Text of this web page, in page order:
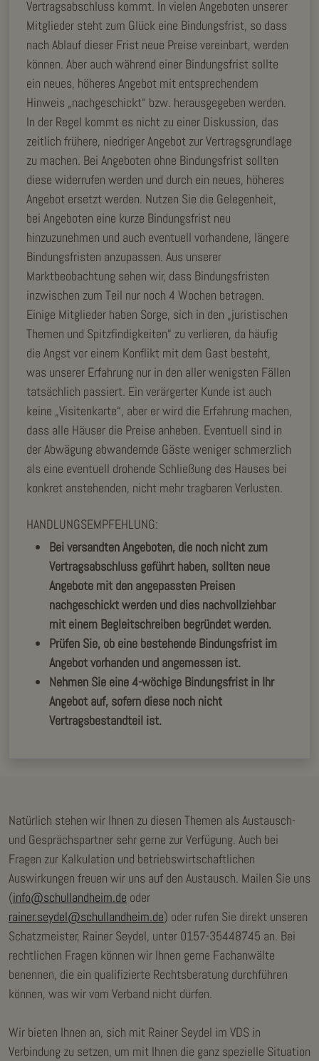
Vertragsabschluss kommt. In vielen Angeboten unserer
Mitglieder steht zum Glück eine Bindungsfrist, so dass
nach Ablauf dieser Frist neue Preise vereinbart, werden
können. Aber auch während einer Bindungsfrist sollte
ein neues, höheres Angebot mit entsprechendem
Hinweis „nachgeschickt“ bzw. herausgegeben werden.
In der Regel kommt es nicht zu einer Diskussion, das
zeitlich frühere, niedriger Angebot zur Vertragsgrundlage
zu machen. Bei Angeboten ohne Bindungsfrist sollten
diese widerrufen werden und durch ein neues, höheres
Angebot ersetzt werden. Nutzen Sie die Gelegenheit,
bei Angeboten eine kurze Bindungsfrist neu
hinzuzunehmen und auch eventuell vorhandene, längere
Bindungsfristen anzupassen. Aus unserer
Marktbeobachtung sehen wir, dass Bindungsfristen
inzwischen zum Teil nur noch 4 Wochen betragen.
Einige Mitglieder haben Sorge, sich in den „juristischen
Themen und Spitzfindigkeiten“ zu verlieren, da häufig
die Angst vor einem Konflikt mit dem Gast besteht,
was unserer Erfahrung nur in den aller wenigsten Fällen
tatsächlich passiert. Ein verärgerter Kunde ist auch
keine „Visitenkarte“, aber er wird die Erfahrung machen,
dass alle Häuser die Preise anheben. Eventuell sind in
der Abwägung abwandernde Gäste weniger schmerzlich
als eine eventuell drohende Schließung des Hauses bei
konkret anstehenden, nicht mehr tragbaren Verlusten.
HANDLUNGSEMPFEHLUNG:
Bei versandten Angeboten, die noch nicht zum
Vertragsabschluss geführt haben, sollten neue
Angebote mit den angepassten Preisen
nachgeschickt werden und dies nachvollziehbar
mit einem Begleitschreiben begründet werden.
Prüfen Sie, ob eine bestehende Bindungsfrist im
Angebot vorhanden und angemessen ist.
Nehmen Sie eine 4-wöchige Bindungsfrist in Ihr
Angebot auf, sofern diese noch nicht
Vertragsbestandteil ist.
Natürlich stehen wir Ihnen zu diesen Themen als Austausch-
und Gesprächspartner sehr gerne zur Verfügung. Auch bei
Fragen zur Kalkulation und betriebswirtschaftlichen
Auswirkungen freuen wir uns auf den Austausch. Mailen Sie uns
(info@schullandheim.de oder
rainer.seydel@schullandheim.de) oder rufen Sie direkt unseren
Schatzmeister, Rainer Seydel, unter 0157-35448745 an. Bei
rechtlichen Fragen können wir Ihnen gerne Fachanwälte
benennen, die ein qualifizierte Rechtsberatung durchführen
können, was wir vom Verband nicht dürfen.
Wir bieten Ihnen an, sich mit Rainer Seydel im VDS in
Verbindung zu setzen, um mit Ihnen die ganz spezielle Situation